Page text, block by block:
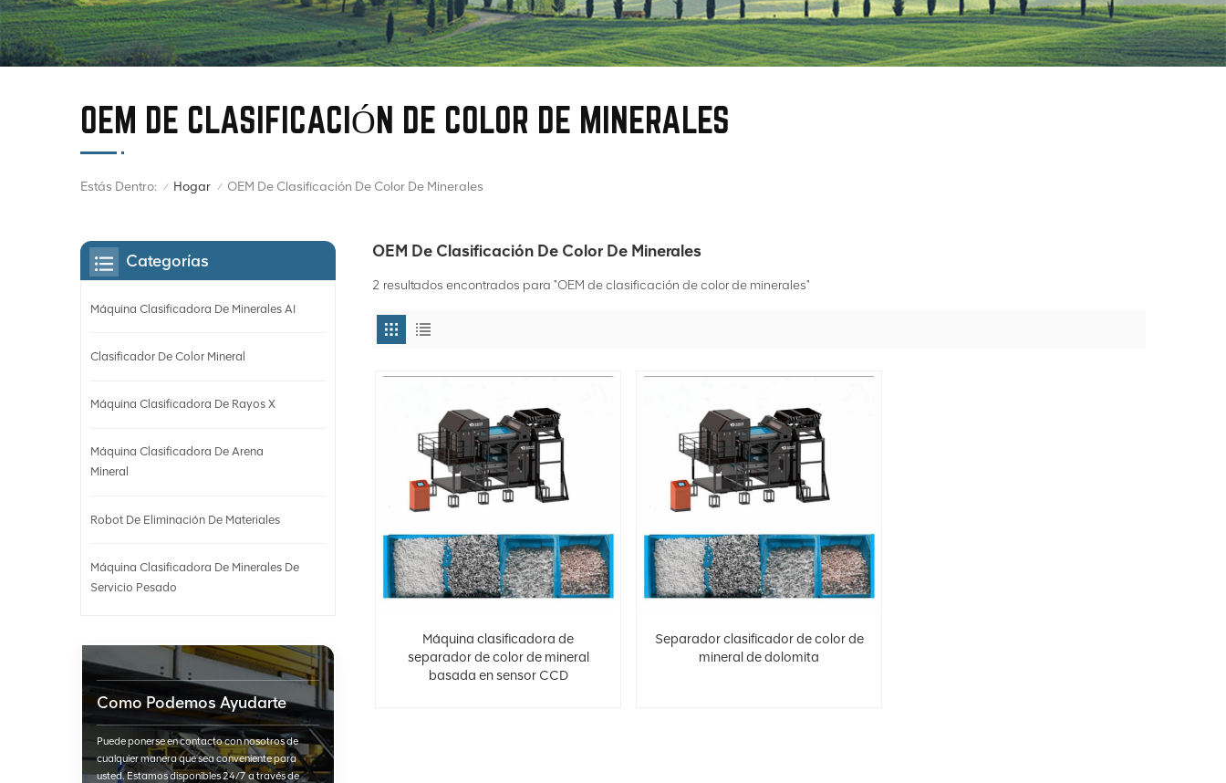
OEM DE CLASIFICACIÓN DE COLOR DE MINERALES
Estás Dentro: / Hogar / OEM De Clasificación De Color De Minerales
OEM De Clasificación De Color De Minerales
2 resultados encontrados para "OEM de clasificación de color de minerales"
Máquina clasificadora de
separador de color de mineral
basada en sensor CCD
Separador clasificador de color de
mineral de dolomita
Categorías
Máquina Clasificadora De Minerales AI
Clasificador De Color Mineral
Máquina Clasificadora De Rayos X
Máquina Clasificadora De Arena
Mineral
Robot De Eliminación De Materiales
Máquina Clasificadora De Minerales De
Servicio Pesado
Como Podemos Ayudarte
Puede ponerse en contacto con nosotros de
cualquier manera que sea conveniente para
usted. Estamos disponibles 24/7 a través de